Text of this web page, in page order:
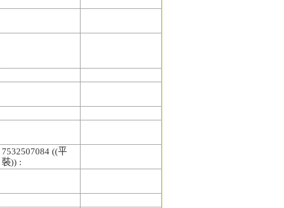
7532507084 ((平
裝)) :